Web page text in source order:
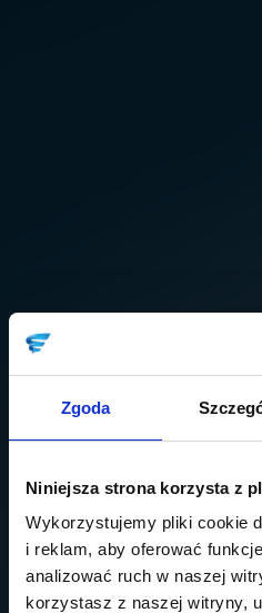
Zgoda
Niniejsza strona korzysta z
Wykorzystujemy pliki cookie
i reklam, aby oferować
analizować ruch w naszej
korzystasz z naszej witryny,